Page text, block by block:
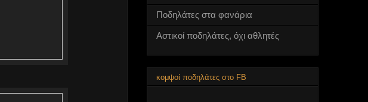
Ποδηλάτες στα φανάρια
Αστικοί ποδηλάτες, όχι αθλητές
κομψοί ποδηλάτες στο FB